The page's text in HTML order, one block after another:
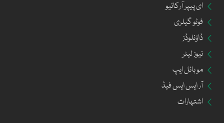
ای پیپر آرکائیو
فوٹو گیلری
ڈاؤنلوڈز
نیوز لیٹر
موبائل ایپ
آر ایس ایس فیڈ
اشتہارات